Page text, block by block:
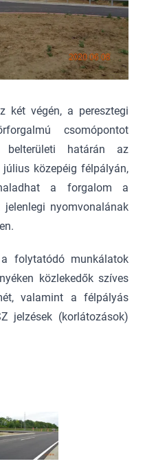
két végén, a peresztegi
csomópontot
határán az
közepéig félpályán,
a forgalom a
nyomvonalának
folytatódó munkálatok
közlekedők szíves
valamint a félpályás
jelzések (korlátozások)